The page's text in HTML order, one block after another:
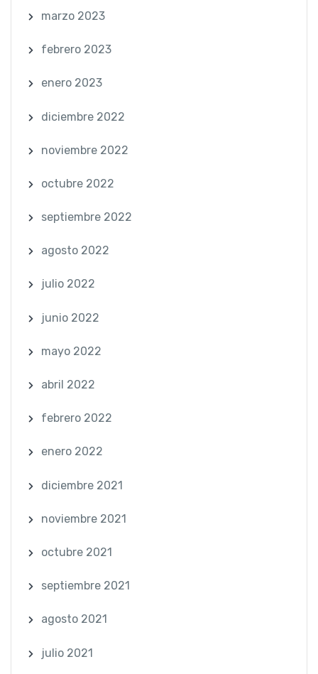
marzo 2023
febrero 2023
enero 2023
diciembre 2022
noviembre 2022
octubre 2022
septiembre 2022
agosto 2022
julio 2022
junio 2022
mayo 2022
abril 2022
febrero 2022
enero 2022
diciembre 2021
noviembre 2021
octubre 2021
septiembre 2021
agosto 2021
julio 2021